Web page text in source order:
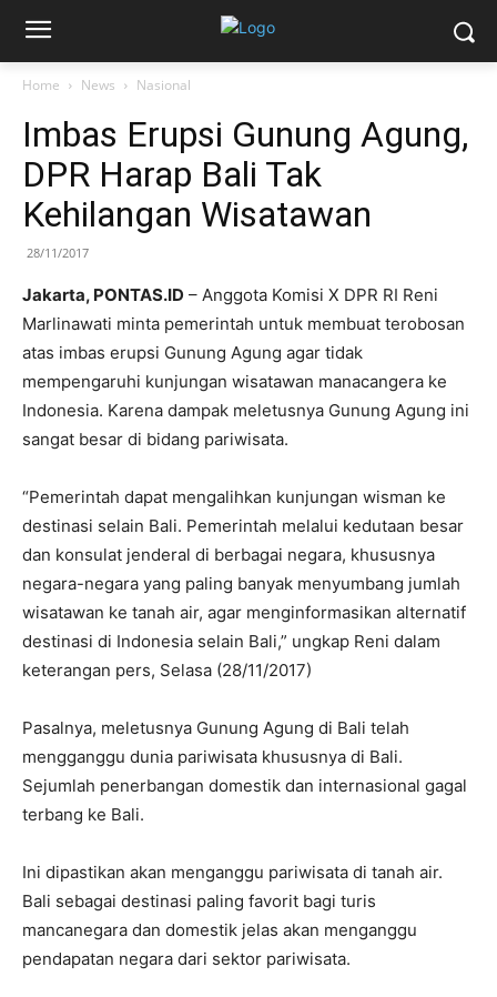
Home News Nasional
Imbas Erupsi Gunung Agung,
DPR Harap Bali Tak
Kehilangan Wisatawan
28/11/2017
Jakarta, PONTAS.ID – Anggota Komisi X DPR RI Reni
Marlinawati minta pemerintah untuk membuat terobosan
atas imbas erupsi Gunung Agung agar tidak
mempengaruhi kunjungan wisatawan manacangera ke
Indonesia. Karena dampak meletusnya Gunung Agung ini
sangat besar di bidang pariwisata.
“Pemerintah dapat mengalihkan kunjungan wisman ke
destinasi selain Bali. Pemerintah melalui kedutaan besar
dan konsulat jenderal di berbagai negara, khususnya
negara-negara yang paling banyak menyumbang jumlah
wisatawan ke tanah air, agar menginformasikan alternatif
destinasi di Indonesia selain Bali,” ungkap Reni dalam
keterangan pers, Selasa (28/11/2017)
Pasalnya, meletusnya Gunung Agung di Bali telah
mengganggu dunia pariwisata khususnya di Bali.
Sejumlah penerbangan domestik dan internasional gagal
terbang ke Bali.
Ini dipastikan akan menganggu pariwisata di tanah air.
Bali sebagai destinasi paling favorit bagi turis
mancanegara dan domestik jelas akan menganggu
pendapatan negara dari sektor pariwisata.